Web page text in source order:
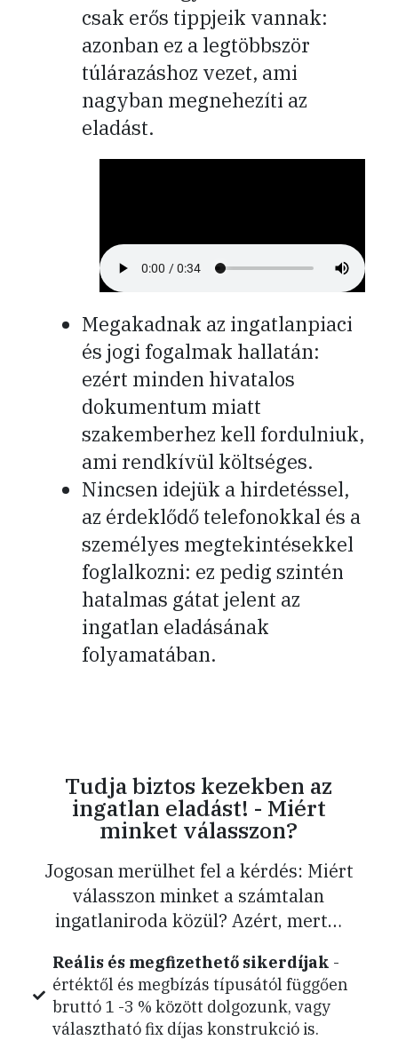
csak erős tippjeik vannak:
azonban ez a legtöbbször
túlárazáshoz vezet, ami
nagyban megnehezíti az
eladást.
Megakadnak az ingatlanpiaci
és jogi fogalmak hallatán:
ezért minden hivatalos
dokumentum miatt
szakemberhez kell fordulniuk,
ami rendkívül költséges.
Nincsen idejük a hirdetéssel,
az érdeklődő telefonokkal és a
személyes megtekintésekkel
foglalkozni: ez pedig szintén
hatalmas gátat jelent az
ingatlan eladásának
folyamatában.
Tudja biztos kezekben az
ingatlan eladást! - Miért
minket válasszon?
Jogosan merülhet fel a kérdés: Miért
válasszon minket a számtalan
ingatlaniroda közül? Azért, mert…
Reális és megfizethető sikerdíjak -
értéktől és megbízás típusától függően
bruttó 1 -3 % között dolgozunk, vagy
választható fix díjas konstrukció is.